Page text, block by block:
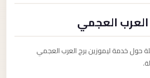
العجمي
حول خدمة ليموزين برج العرب العجمي